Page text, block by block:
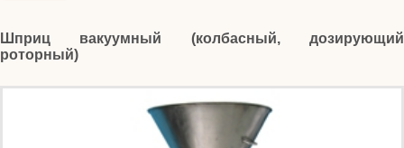
Шприц вакуумный (колбасный, дозирующий
роторный)